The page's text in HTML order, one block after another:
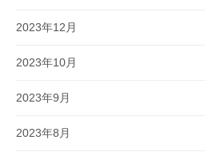
2023年12月
2023年10月
2023年9月
2023年8月